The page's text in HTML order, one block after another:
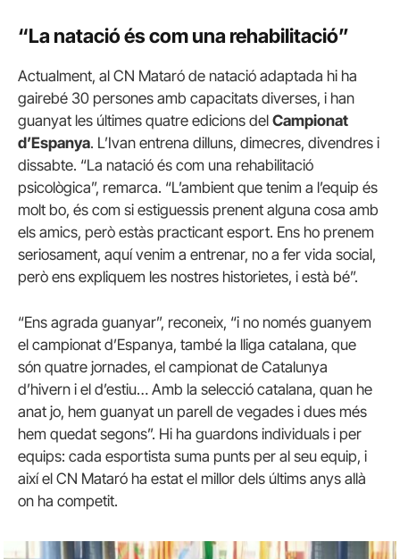
“La natació és com una rehabilitació”
Actualment, al CN Mataró de natació adaptada hi ha
gairebé 30 persones amb capacitats diverses, i han
guanyat les últimes quatre edicions del Campionat
d’Espanya. L’Ivan entrena dilluns, dimecres, divendres i
dissabte. “La natació és com una rehabilitació
psicològica”, remarca. “L’ambient que tenim a l’equip és
molt bo, és com si estiguessis prenent alguna cosa amb
els amics, però estàs practicant esport. Ens ho prenem
seriosament, aquí venim a entrenar, no a fer vida social,
però ens expliquem les nostres historietes, i està bé”.
“Ens agrada guanyar”, reconeix, “i no només guanyem
el campionat d’Espanya, també la lliga catalana, que
són quatre jornades, el campionat de Catalunya
d’hivern i el d’estiu… Amb la selecció catalana, quan he
anat jo, hem guanyat un parell de vegades i dues més
hem quedat segons”. Hi ha guardons individuals i per
equips: cada esportista suma punts per al seu equip, i
així el CN Mataró ha estat el millor dels últims anys allà
on ha competit.